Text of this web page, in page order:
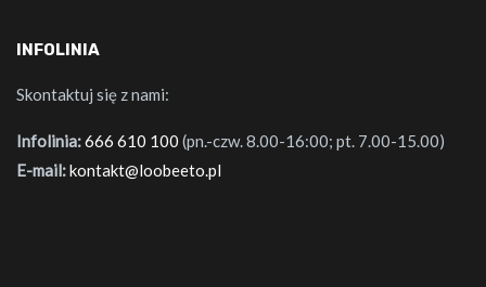
INFOLINIA
Skontaktuj się z nami:
Infolinia:666 610 100 (pn.-czw. 8.00-16:00; pt. 7.00-15.00)
E-mail:kontakt@loobeeto.pl